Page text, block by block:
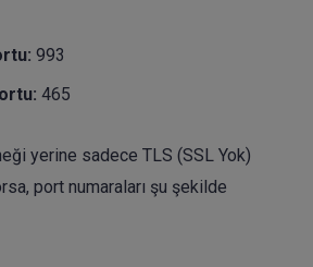
993
465
yerine sadece TLS (SSL Yok)
port numaraları şu şekilde